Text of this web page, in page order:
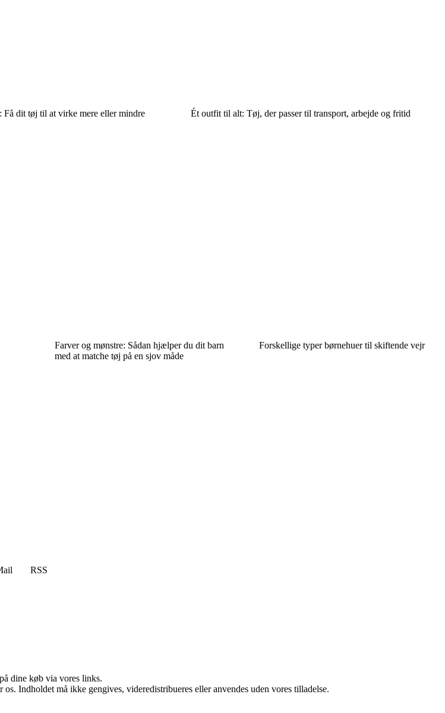
Få dit tøj til at virke mere eller mindre
Ét outfit til alt: Tøj, der passer til transport, arbejde og fritid
Farver og mønstre: Sådan hjælper du dit barn
med at matche tøj på en sjov måde
Forskellige typer børnehuer til skiftende vejr
RSS
dine køb via vores links.
Indholdet må ikke gengives, videredistribueres eller anvendes uden vores tilladelse.